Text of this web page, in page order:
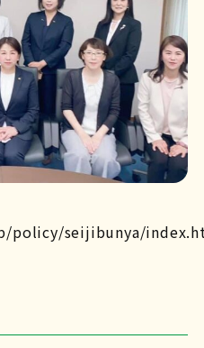
policy/seijibunya/